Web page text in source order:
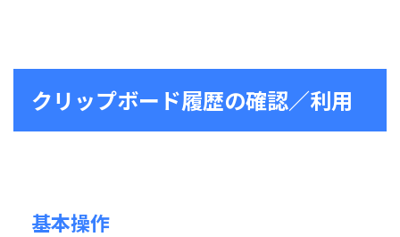
クリップボード履歴の確認／利用
基本操作